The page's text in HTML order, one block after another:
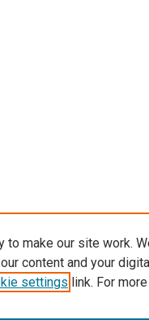
to make our site work.
content and your
settings link. For